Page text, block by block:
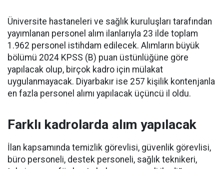
Üniversite hastaneleri ve sağlık kuruluşları tarafından
yayımlanan personel alım ilanlarıyla 23 ilde toplam
1.962 personel istihdam edilecek. Alımların büyük
bölümü 2024 KPSS (B) puan üstünlüğüne göre
yapılacak olup, birçok kadro için mülakat
uygulanmayacak. Diyarbakır ise 257 kişilik kontenjanla
en fazla personel alımı yapılacak üçüncü il oldu.
Farklı kadrolarda alım yapılacak
İlan kapsamında temizlik görevlisi, güvenlik görevlisi,
büro personeli, destek personeli, sağlık teknikeri,